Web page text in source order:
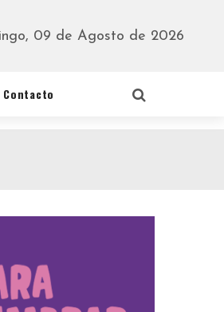
09 de Agosto de 2026
Contacto